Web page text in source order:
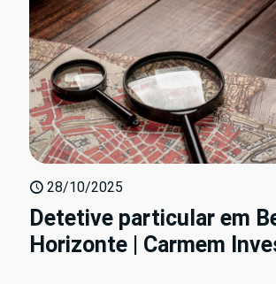
28/10/2025
Detetive particular em
Horizonte | Carmem